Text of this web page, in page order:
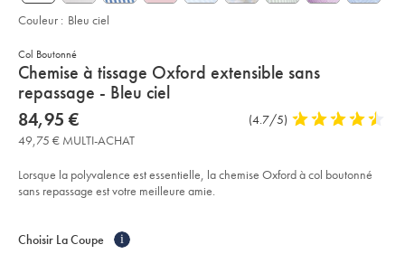
Col Boutonné
details
about
product:
Chemise à tissage Oxford extensible sans
repassage - Bleu ciel
Details
https://www.charlestyrwhitt.com/fr/chemise-
%C3%A0-
tissage-
oxford-
sans-
repassage-
-
sourceCode=frdefault
now
84,95
€
84,95 €
Commentaires
(4.7/5) 4,7
of
5
49,75 € MULTI-ACHAT
Lorsque la polyvalence est essentielle, la chemise Oxford à col boutonné
sans repassage est votre meilleure amie.
Couleur : Bleu ciel
Actions
cart
Choisir La Coupe i